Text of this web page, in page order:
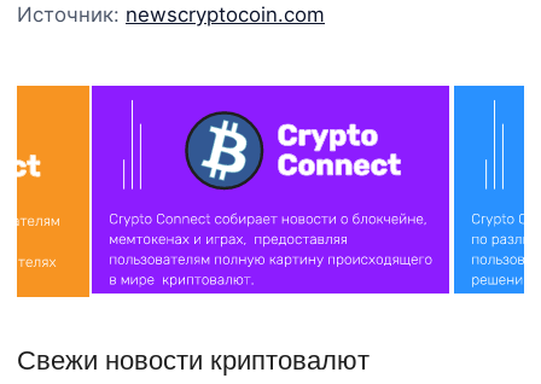
Источник: newscryptocoin.com
Свежи новости криптовалют